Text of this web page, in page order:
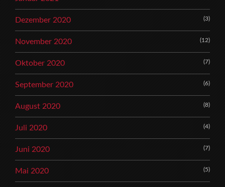
Dezember 2020 (3)
November 2020 (12)
Oktober 2020 (7)
September 2020 (6)
August 2020 (8)
Juli 2020 (4)
Juni 2020 (7)
Mai 2020 (5)